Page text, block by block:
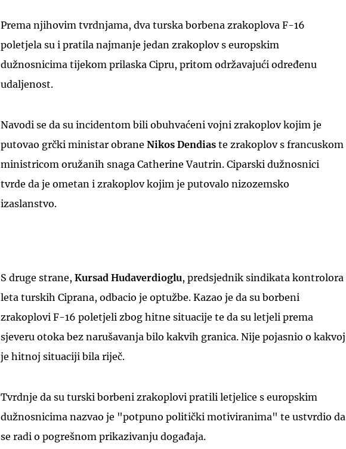
Prema njihovim tvrdnjama, dva turska borbena zrakoplova F-16
poletjela su i pratila najmanje jedan zrakoplov s europskim
dužnosnicima tijekom prilaska Cipru, pritom održavajući određenu
udaljenost.
Navodi se da su incidentom bili obuhvaćeni vojni zrakoplov kojim je
putovao grčki ministar obrane Nikos Dendias te zrakoplov s francuskom
ministricom oružanih snaga Catherine Vautrin. Ciparski dužnosnici
tvrde da je ometan i zrakoplov kojim je putovalo nizozemsko
izaslanstvo.
S druge strane, Kursad Hudaverdioglu, predsjednik sindikata kontrolora
leta turskih Ciprana, odbacio je optužbe. Kazao je da su borbeni
zrakoplovi F-16 poletjeli zbog hitne situacije te da su letjeli prema
sjeveru otoka bez narušavanja bilo kakvih granica. Nije pojasnio o kakvoj
je hitnoj situaciji bila riječ.
Tvrdnje da su turski borbeni zrakoplovi pratili letjelice s europskim
dužnosnicima nazvao je "potpuno politički motiviranima" te ustvrdio da
se radi o pogrešnom prikazivanju događaja.